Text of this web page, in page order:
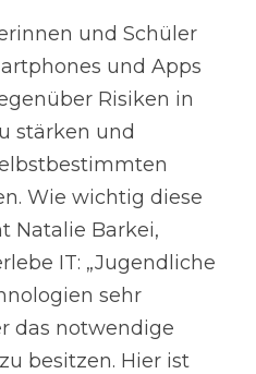
und Schüler
und Apps
Risiken in
stärken und
Wie wichtig diese
Natalie Barkei,
IT: „Jugendliche
sehr
das notwendige
besitzen. Hier ist